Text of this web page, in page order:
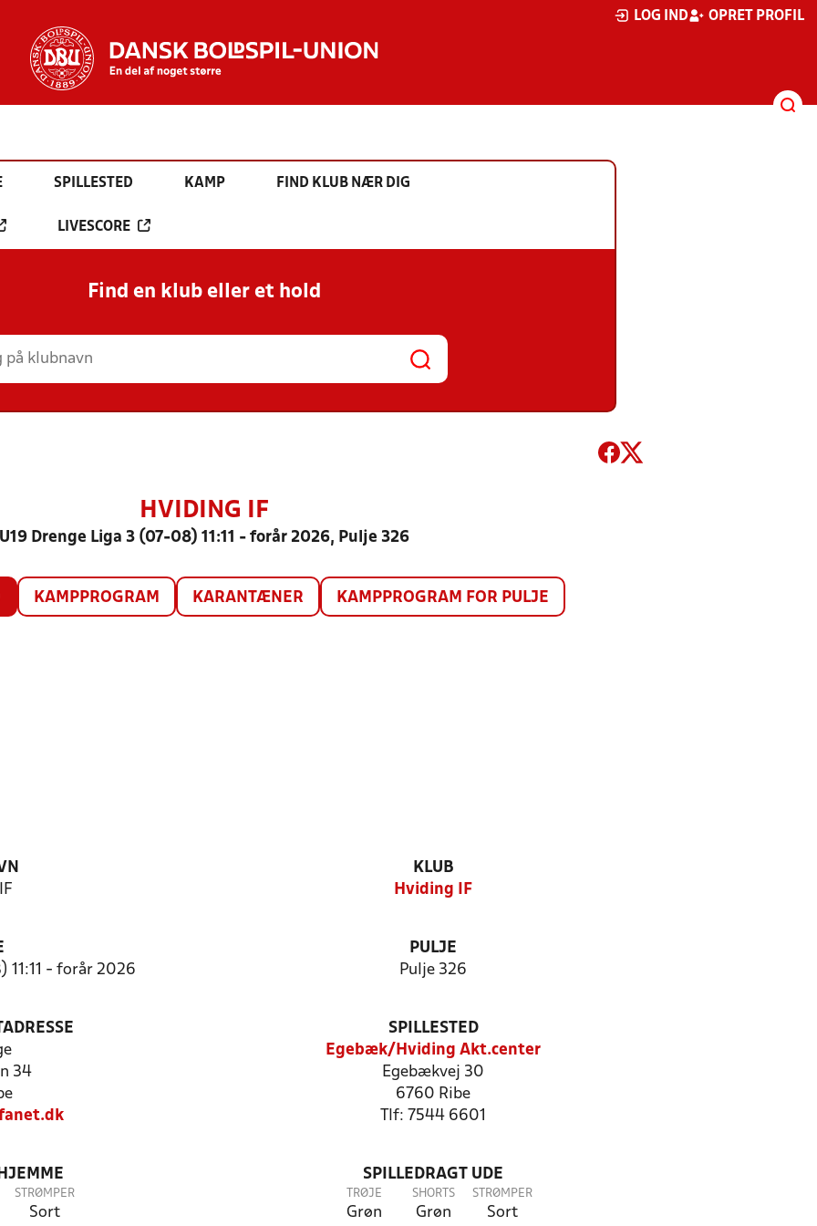
LOG IND OPRET PROFIL
SPILLESTED KAMP FIND KLUB NÆR DIG
LIVESCORE
Find en klub eller et hold
HVIDING IF
U19 Drenge Liga 3 (07-08) 11:11 - forår 2026, Pulje 326
KAMPPROGRAM KARANTÆNER KAMPPROGRAM FOR PULJE
KLUB
Hviding IF
11:11 - forår 2026
PULJE
Pulje 326
34
SPILLESTED
Egebæk/Hviding Akt.center
Egebækvej 30
6760 Ribe
Tlf: 7544 6601
STRØMPER
Sort
SPILLEDRAGT UDE
TRØJE
Grøn
SHORTS
Grøn
STRØMPER
Sort